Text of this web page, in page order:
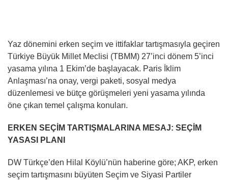
Yaz dönemini erken seçim ve ittifaklar tartışmasıyla geçiren
Türkiye Büyük Millet Meclisi (TBMM) 27’inci dönem 5’inci
yasama yılına 1 Ekim’de başlayacak. Paris İklim
Anlaşması’na onay, vergi paketi, sosyal medya
düzenlemesi ve bütçe görüşmeleri yeni yasama yılında
öne çıkan temel çalışma konuları.
ERKEN SEÇİM TARTIŞMALARINA MESAJ: SEÇİM
YASASI PLANI
DW Türkçe’den Hilal Köylü’nün haberine göre; AKP, erken
seçim tartışmasını büyüten Seçim ve Siyasi Partiler